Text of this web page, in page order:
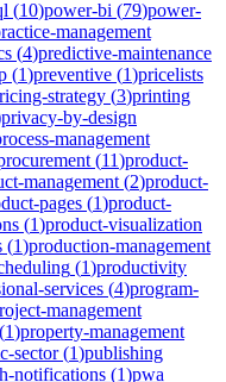
(10)power-bi (79)power-
management
(4)predictive-maintenance
(1)preventive (1)pricelists
strategy (3)printing
privacy-by-design
management
(11)product-
management (2)product-
pages (1)product-
(1)product-visualization
(1)production-management
(1)productivity
services (4)program-
management
(1)property-management
sector(1)publishing
notifications (1)pwa